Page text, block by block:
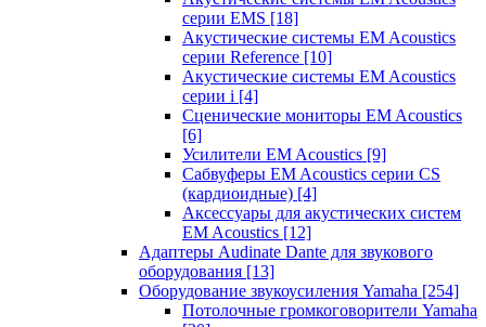
серии EMS [18]
Акустические системы EM Acoustics
серии Reference [10]
Акустические системы EM Acoustics
серии i [4]
Сценические мониторы EM Acoustics
[6]
Усилители EM Acoustics [9]
Сабвуферы EM Acoustics серии CS
(кардиоидные) [4]
Аксессуары для акустических систем
EM Acoustics [12]
Адаптеры Audinate Dante для звукового
оборудования [13]
Оборудование звукоусиления Yamaha [254]
Потолочные громкоговорители Yamaha